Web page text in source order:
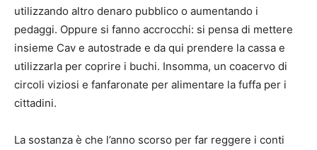
utilizzando altro denaro pubblico o aumentando i
pedaggi. Oppure si fanno accrocchi: si pensa di mettere
insieme Cav e autostrade e da qui prendere la cassa e
utilizzarla per coprire i buchi. Insomma, un coacervo di
circoli viziosi e fanfaronate per alimentare la fuffa per i
cittadini.
La sostanza è che l’anno scorso per far reggere i conti